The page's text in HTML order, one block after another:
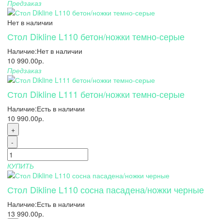
Предзаказ
Нет в наличии
Стол Dikline L110 бетон/ножки темно-серые
Наличие:Нет в наличии
10 990.00р.
Предзаказ
Стол Dikline L111 бетон/ножки темно-серые
Наличие:Есть в наличии
10 990.00р.
+
-
КУПИТЬ
Стол Dikline L110 сосна пасадена/ножки черные
Наличие:Есть в наличии
13 990.00р.